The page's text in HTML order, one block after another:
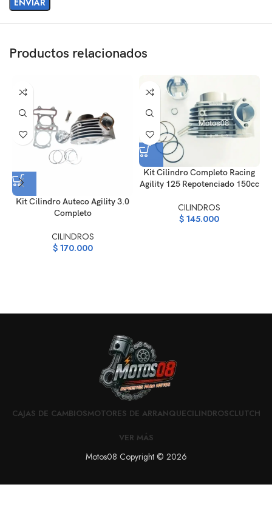
Productos relacionados
Kit Cilindro Auteco Agility 3.0
Completo
CILINDROS
$170.000
Kit Cilindro Completo Racing
Agility 125 Repotenciado 150cc
CILINDROS
$ 145.000
CAJAS DE CAMBIOSMOTORES DE ARRANQUECILINDROSCLUTCH
VER MÁS
Motos08 Copyright © 2026